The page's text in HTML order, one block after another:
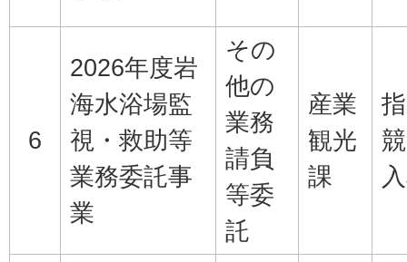
6
2026年度岩
海水浴場監
視・救助等
業務委託事
業
その
他の
業務
請負
等委
託
産業
観光
課